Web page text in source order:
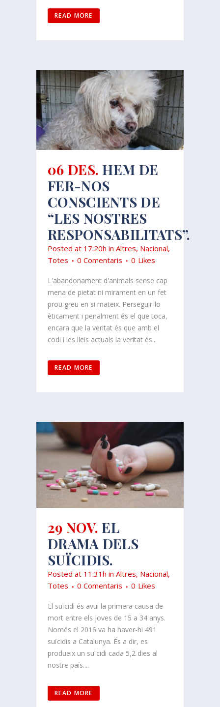
READ MORE
06 DES. HEM DE
FER-NOS
CONSCIENTS DE
“LES NOSTRES
RESPONSABILITATS”.
Posted at 17:20h in Altres, Nacional,
Totes
0 Comentaris 0 Likes
L'abandonament d'animals sense cap
mena de pietat ni mirament en un fet
prou greu en si mateix. Perseguir-lo
èticament i penalment és el que toca,
encara que la veritat és que amb el
codi i les lleis actuals la veritat és...
READ MORE
29 NOV. EL
DRAMA DELS
SUÏCIDIS.
Posted at 11:31h in Altres, Nacional,
Totes
0 Comentaris 0 Likes
El suïcidi és avui la primera causa de
mort entre els joves de 15 a 34 anys.
Només el 2016 va ha haver-hi 491
suïcidis a Catalunya. És a dir, es
produeix un suïcidi cada 5,2 dies al
nostre país....
READ MORE